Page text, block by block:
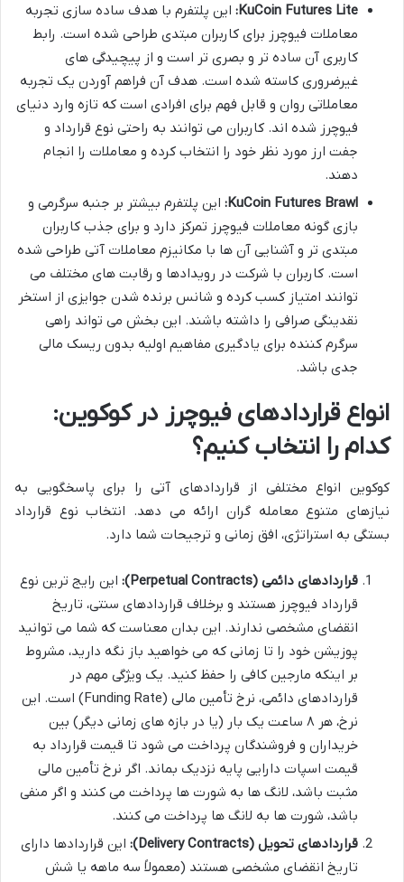
KuCoin Futures Lite: این پلتفرم با هدف ساده سازی تجربه
معاملات فیوچرز برای کاربران مبتدی طراحی شده است. رابط
کاربری آن ساده تر و بصری تر است و از پیچیدگی های
غیرضروری کاسته شده است. هدف آن فراهم آوردن یک تجربه
معاملاتی روان و قابل فهم برای افرادی است که تازه وارد دنیای
فیوچرز شده اند. کاربران می توانند به راحتی نوع قرارداد و
جفت ارز مورد نظر خود را انتخاب کرده و معاملات را انجام
دهند.
KuCoin Futures Brawl: این پلتفرم بیشتر بر جنبه سرگرمی و
بازی گونه معاملات فیوچرز تمرکز دارد و برای جذب کاربران
مبتدی تر و آشنایی آن ها با مکانیزم معاملات آتی طراحی شده
است. کاربران با شرکت در رویدادها و رقابت های مختلف می
توانند امتیاز کسب کرده و شانس برنده شدن جوایزی از استخر
نقدینگی صرافی را داشته باشند. این بخش می تواند راهی
سرگرم کننده برای یادگیری مفاهیم اولیه بدون ریسک مالی
جدی باشد.
انواع قراردادهای فیوچرز در کوکوین:
کدام را انتخاب کنیم؟
کوکوین انواع مختلفی از قراردادهای آتی را برای پاسخگویی به
نیازهای متنوع معامله گران ارائه می دهد. انتخاب نوع قرارداد
بستگی به استراتژی، افق زمانی و ترجیحات شما دارد.
قراردادهای دائمی (Perpetual Contracts):
این رایج ترین نوع
قرارداد فیوچرز هستند و برخلاف قراردادهای سنتی، تاریخ
انقضای مشخصی ندارند. این بدان معناست که شما می توانید
پوزیشن خود را تا زمانی که می خواهید باز نگه دارید، مشروط
بر اینکه مارجین کافی را حفظ کنید. یک ویژگی مهم در
قراردادهای دائمی، نرخ تأمین مالی (Funding Rate) است. این
نرخ، هر ۸ ساعت یک بار (یا در بازه های زمانی دیگر) بین
خریداران و فروشندگان پرداخت می شود تا قیمت قرارداد به
قیمت اسپات دارایی پایه نزدیک بماند. اگر نرخ تأمین مالی
مثبت باشد، لانگ ها به شورت ها پرداخت می کنند و اگر منفی
باشد، شورت ها به لانگ ها پرداخت می کنند.
قراردادهای تحویل (Delivery Contracts):
این قراردادها دارای
تاریخ انقضای مشخصی هستند (معمولاً سه ماهه یا شش